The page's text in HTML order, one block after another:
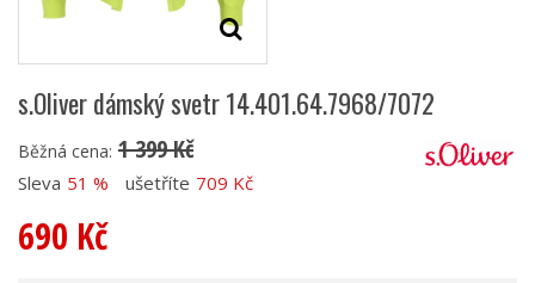
s.Oliver dámský svetr 14.401.64.7968/7072
Běžná cena: 1 399 Kč
Sleva 51 % ušetříte 709 Kč
690 Kč